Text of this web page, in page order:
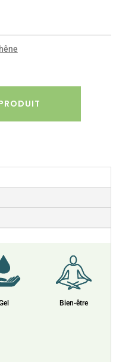
Bien-être